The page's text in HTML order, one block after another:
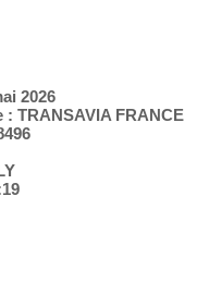
2026
TRANSAVIA FRANCE